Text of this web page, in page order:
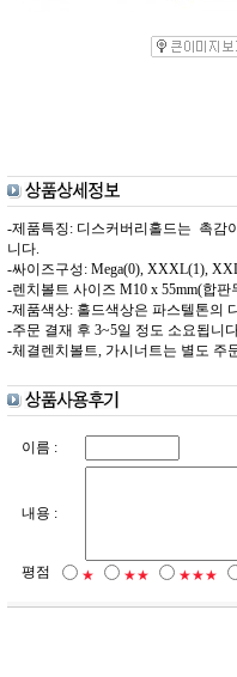
-제품특징: 디스커버리홀드는 촉감
니다.
-싸이즈구성: Mega(0), XXXL(1),
-렌치볼트 사이즈 M10 x 55mm(합판
-제품색상: 홀드색상은 파스텔톤의
-주문 결재 후 3~5일 정도 소요됩니
-체결렌치볼트, 가시너트는 별도 주
이름 :
내용 :
평점 ★ ★★ ★★★